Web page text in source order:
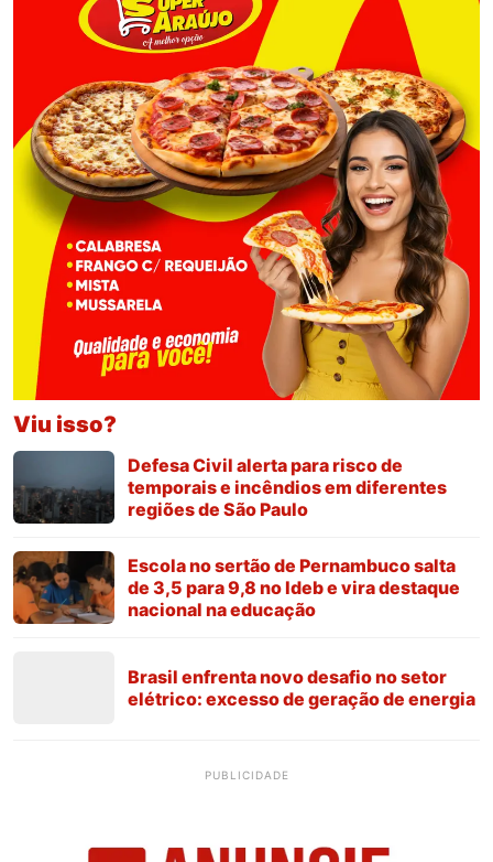
Viu isso?
Defesa Civil alerta para risco de
temporais e incêndios em diferentes
regiões de São Paulo
Escola no sertão de Pernambuco salta
de 3,5 para 9,8 no Ideb e vira destaque
nacional na educação
Brasil enfrenta novo desafio no setor
elétrico: excesso de geração de energia
PUBLICIDADE